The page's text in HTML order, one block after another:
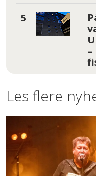
Les flere